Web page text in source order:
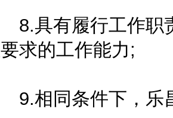
具有履行工作职
求的工作能力;
相同条件下，乐